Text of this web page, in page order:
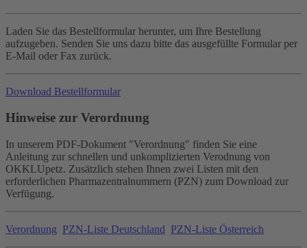
Laden Sie das Bestellformular herunter, um Ihre Bestellung
aufzugeben. Senden Sie uns dazu bitte das ausgefüllte Formular per
E-Mail oder Fax zurück.
Download Bestellformular
Hinweise zur Verordnung
In unserem PDF-Dokument "Verordnung" finden Sie eine
Anleitung zur schnellen und unkomplizierten Verodnung von
OKKLUpetz. Zusätzlich stehen Ihnen zwei Listen mit den
erforderlichen Pharmazentralnummern (PZN) zum Download zur
Verfügung.
Verordnung PZN-Liste Deutschland PZN-Liste Österreich